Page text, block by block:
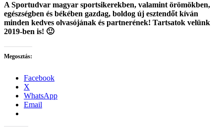
A Sportudvar magyar sportsikerekben, valamint örömökben,
egészségben és békében gazdag, boldog új esztendőt kíván
minden kedves olvasójának és partnerének! Tartsatok velünk
2019-ben is! 🙂
Megosztás:
Facebook
X
WhatsApp
Email